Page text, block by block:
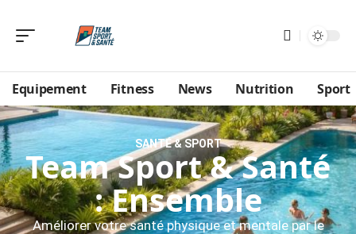
Equipement Fitness News Nutrition Sport
SANTÉ & SPORT
Team Sport & Santé
: Ensemble
Améliorer votre santé physique et mentale par le